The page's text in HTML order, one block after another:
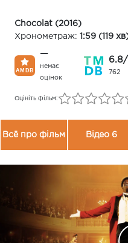
Chocolat (2016)
Хронометраж: 1:59 (119
—
немає
оцінок
6.8/
762
Оцініть фільм:
Всё про фільм Відео 6